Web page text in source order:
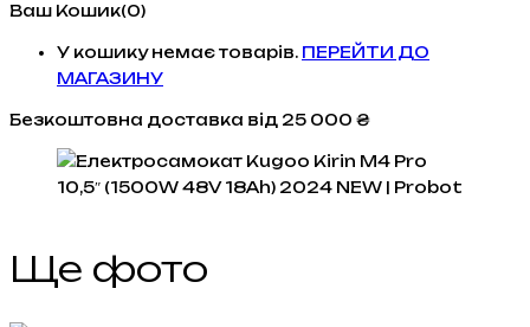
Ваш Кошик(0)
У кошику немає товарів. ПЕРЕЙТИ ДО
МАГАЗИНУ
Безкоштовна доставка від 25 000 ₴
Ще фото